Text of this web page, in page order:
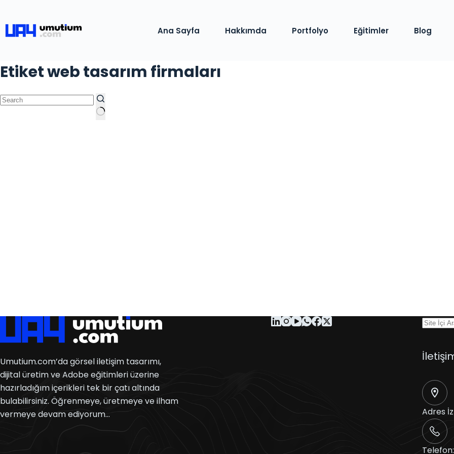
Ana Sayfa Hakkımda Portfolyo Eğitimler Blog
Etiketweb tasarım firmaları
Umutium.com’da görsel iletişim tasarımı,
dijital üretim ve Adobe eğitimleri üzerine
hazırladığım içerikleri tek bir çatı altında
bulabilirsiniz. Öğrenmeye, üretmeye ve ilham
vermeye devam ediyorum…
Adres